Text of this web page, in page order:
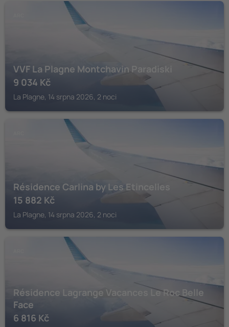
VVF La Plagne Montchavin Paradiski
9 034 Kč
La Plagne, 14 srpna 2026, 2 noci
Résidence Carlina by Les Etincelles
15 882 Kč
La Plagne, 14 srpna 2026, 2 noci
Résidence Lagrange Vacances Le Roc Belle
Face
6 816 Kč